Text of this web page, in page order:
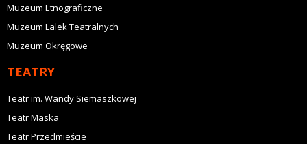
Muzeum Etnograficzne
Muzeum Lalek Teatralnych
Muzeum Okręgowe
TEATRY
Teatr im. Wandy Siemaszkowej
Teatr Maska
Teatr Przedmieście